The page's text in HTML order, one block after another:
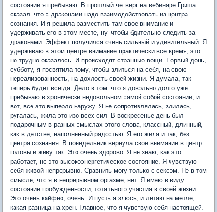
состоянии я пребываю. В прошлый четверг на вебинаре Гриша
сказал, что с драконами надо взаимодействовать из центра
сознания. И я решила разместить там свое внимание и
удерживать его в этом месте, ну, чтобы бдительно следить за
драконами. Эффект получился очень сильный и удивительный. Я
удерживаю в этом центре внимание практически все время, это
не трудно оказалось. И происходят странные вещи. Первый день,
субботу, я посвятила тому, чтобы злиться на себя, на свою
нереализованность, на дохлость своей жизни. Я думала, так
теперь будет всегда. Дело в том, что я довольно долго уже
пребываю в хронически недовольном самой собой состоянии, и
вот, все это выперло наружу. Я не сопротивлялась, злилась,
ругалась, жила это изо всех сил. В воскресенье день был
подарочным в разных смыслах этого слова, классный, длинный,
как в детстве, наполненный радостью. Я его жила и так, без
центра сознания. В понедельник вернула свое внимание в центр
головы и живу так. Это очень здорово. Я не знаю, как это
работает, но это высокоэнергетическое состояние. Я чувствую
себя живой непрерывно. Сравнить могу только с сексом. Не в том
смысле, что я в непрерывном оргазме, нет. Я имею в виду
состояние пробужденности, тотального участия в своей жизни.
Это очень кайфно, очень. И пусть я злюсь, и летаю на метле,
какая разница на хрен. Главное, что я чувствую себя настоящей.